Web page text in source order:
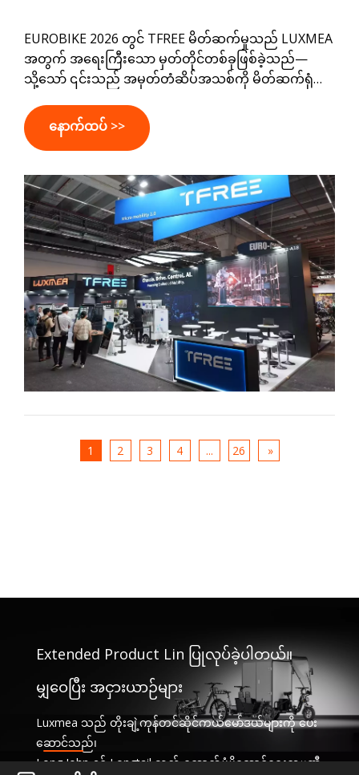
EUROBIKE 2026 တွင် TFREE မိတ်ဆက်မှုသည် LUXMEA
အတွက် အရေးကြီးသော မှတ်တိုင်တစ်ခုဖြစ်ခဲ့သည်—
သို့သော် ၎င်းသည် အမှတ်တံဆိပ်အသစ်ကို မိတ်ဆက်ရုံသာ
သွားလာရေး လုပ်ငန်းခွင်တွင် ပိုမိုကျယ်ပြန့်သော အသွင်
ကူးပြောင်းမှုကို ရောင်ပြန်ဟပ်နေပါသည်။ ရေယာဉ်
ကာ ပိုမိုထိရောက်သော သယ်ယူပို့ဆောင်ရေးဖြေရှင်းချက်
များကို တောင်းဆိုလာသည်နှင့်အမျှ ထုတ်လုပ်သူ
များ၏အခန်းကဏ္ဍသည် တိုးတက်ပြောင်းလဲလာသည်။ ဤ
ဆောင်းပါးသည် အင်ဂျင်နီယာ၊ ဆော့ဖ်ဝဲလ်နှင့်
ပလက်ဖောင်းတွေးခေါ်မှုသည် ထုတ်လုပ်မှုကဲ့သို့
အရေးကြီးလာသည်နှင့် TFREE ၏နိဒါန်းမှတစ်ဆင့် ဤ
အပြောင်းအရွှေ့ကို LUXMEA မည်ကဲ့သို့ တုံ့ပြန်ပုံကို ဤ
ဆောင်းပါးတွင် စူးစမ်းလေ့လာထားသည်။
နောက်ထပ် >>
1 2 3 4 ... 26 »
Extended Product Lin ပြုလုပ်ခဲ့ပါတယ်။
မျှဝေပြီး အငှားယာဉ်များ
Luxmea သည် တိုးချဲ့ကုန်တင်ဆိုင်ကယ်မော်ဒယ်များကို ပေး
ဆောင်သည်၊
Long John နှင့် Longtail သည် ထောက်ပံ့ပို့ဆောင်ရေးကုမ္ပဏီ